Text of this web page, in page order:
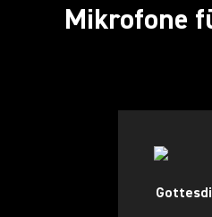
Mikrofone